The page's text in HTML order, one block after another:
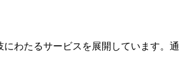
わたるサービスを展開しています。通